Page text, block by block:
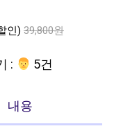
인) 39,800원
: ‍‍ 5건
내용